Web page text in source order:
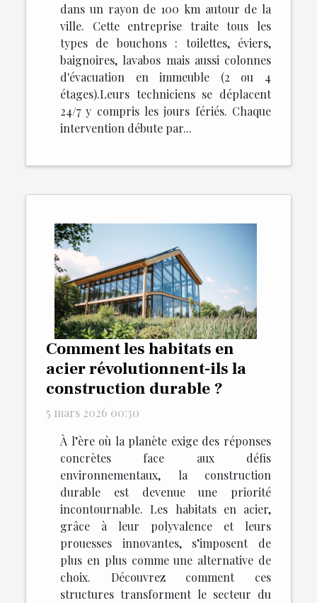
dans un rayon de 100 km autour de la
ville. Cette entreprise traite tous les
types de bouchons : toilettes, éviers,
baignoires, lavabos mais aussi colonnes
d'évacuation en immeuble (2 ou 4
étages).Leurs techniciens se déplacent
24/7 y compris les jours fériés. Chaque
intervention débute par...
Comment les habitats en
acier révolutionnent-ils la
construction durable ?
5 mars 2026 00:30
À l’ère où la planète exige des réponses
concrètes face aux défis
environnementaux, la construction
durable est devenue une priorité
incontournable. Les habitats en acier,
grâce à leur polyvalence et leurs
prouesses innovantes, s’imposent de
plus en plus comme une alternative de
choix. Découvrez comment ces
structures transforment le secteur du